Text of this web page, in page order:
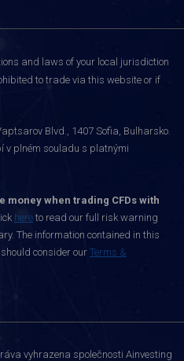
and laws of your local jurisdiction
to trade via this website or if
Blvd., 1407 Sofia, Bulharsko.
v plném souladu s platnými
money when trading CFDs with
here to read our full risk warning
The information contained in this
consider our Terms &
vyhrazena společnosti Ainvesting